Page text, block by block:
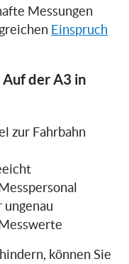
Messungen
Einspruch
der A3 in
zur Fahrbahn
können Sie